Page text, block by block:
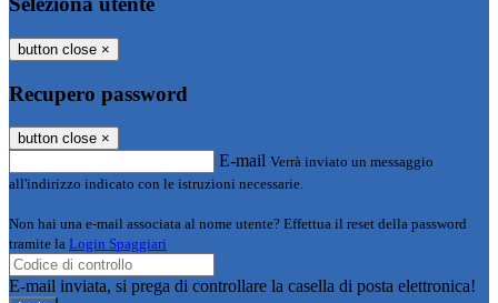
button close ×
Recupero password
button close ×
E-mail Verrà inviato un messaggio
all'indirizzo indicato con le istruzioni necessarie.
Non hai una e-mail associata al nome utente? Effettua il reset della password
tramite la Login Spaggiari
E-mail inviata, si prega di controllare la casella di posta elettronica!